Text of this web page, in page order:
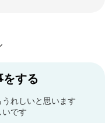
をする
れしいと思います
です